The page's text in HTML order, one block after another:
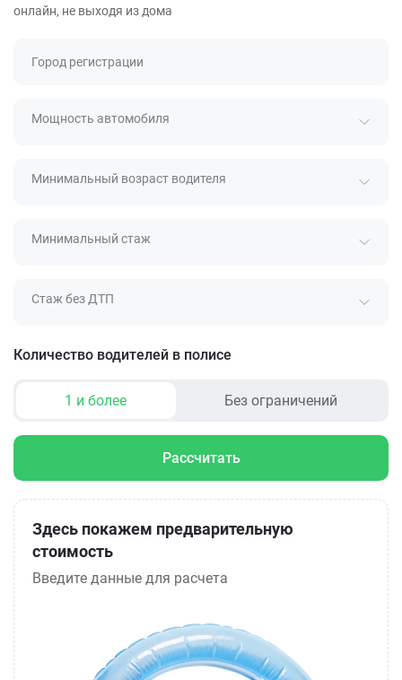
онлайн, не выходя из дома
Город регистрации
Мощность автомобиля
Минимальный возраст водителя
Минимальный стаж
Стаж без ДТП
Количество водителей в полисе
1 и более Без ограничений
Рассчитать
Здесь покажем предварительную
стоимость
Введите данные для расчета